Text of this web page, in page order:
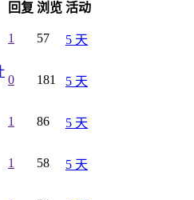
回复 浏览 活动
1 57 5 天
0 181 5 天
1 86 5 天
1 58 5 天